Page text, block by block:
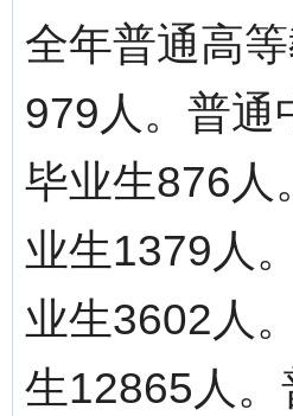
全年普通高
979人。普通
毕业生876人
业生1379人
业生3602人
生12865人